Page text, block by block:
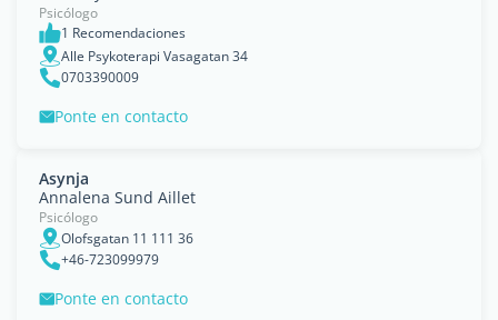
Psicólogo
1 Recomendaciones
Alle Psykoterapi Vasagatan 34
0703390009
Ponte en contacto
Asynja
Annalena Sund Aillet
Psicólogo
Olofsgatan 11 111 36
+46-723099979
Ponte en contacto